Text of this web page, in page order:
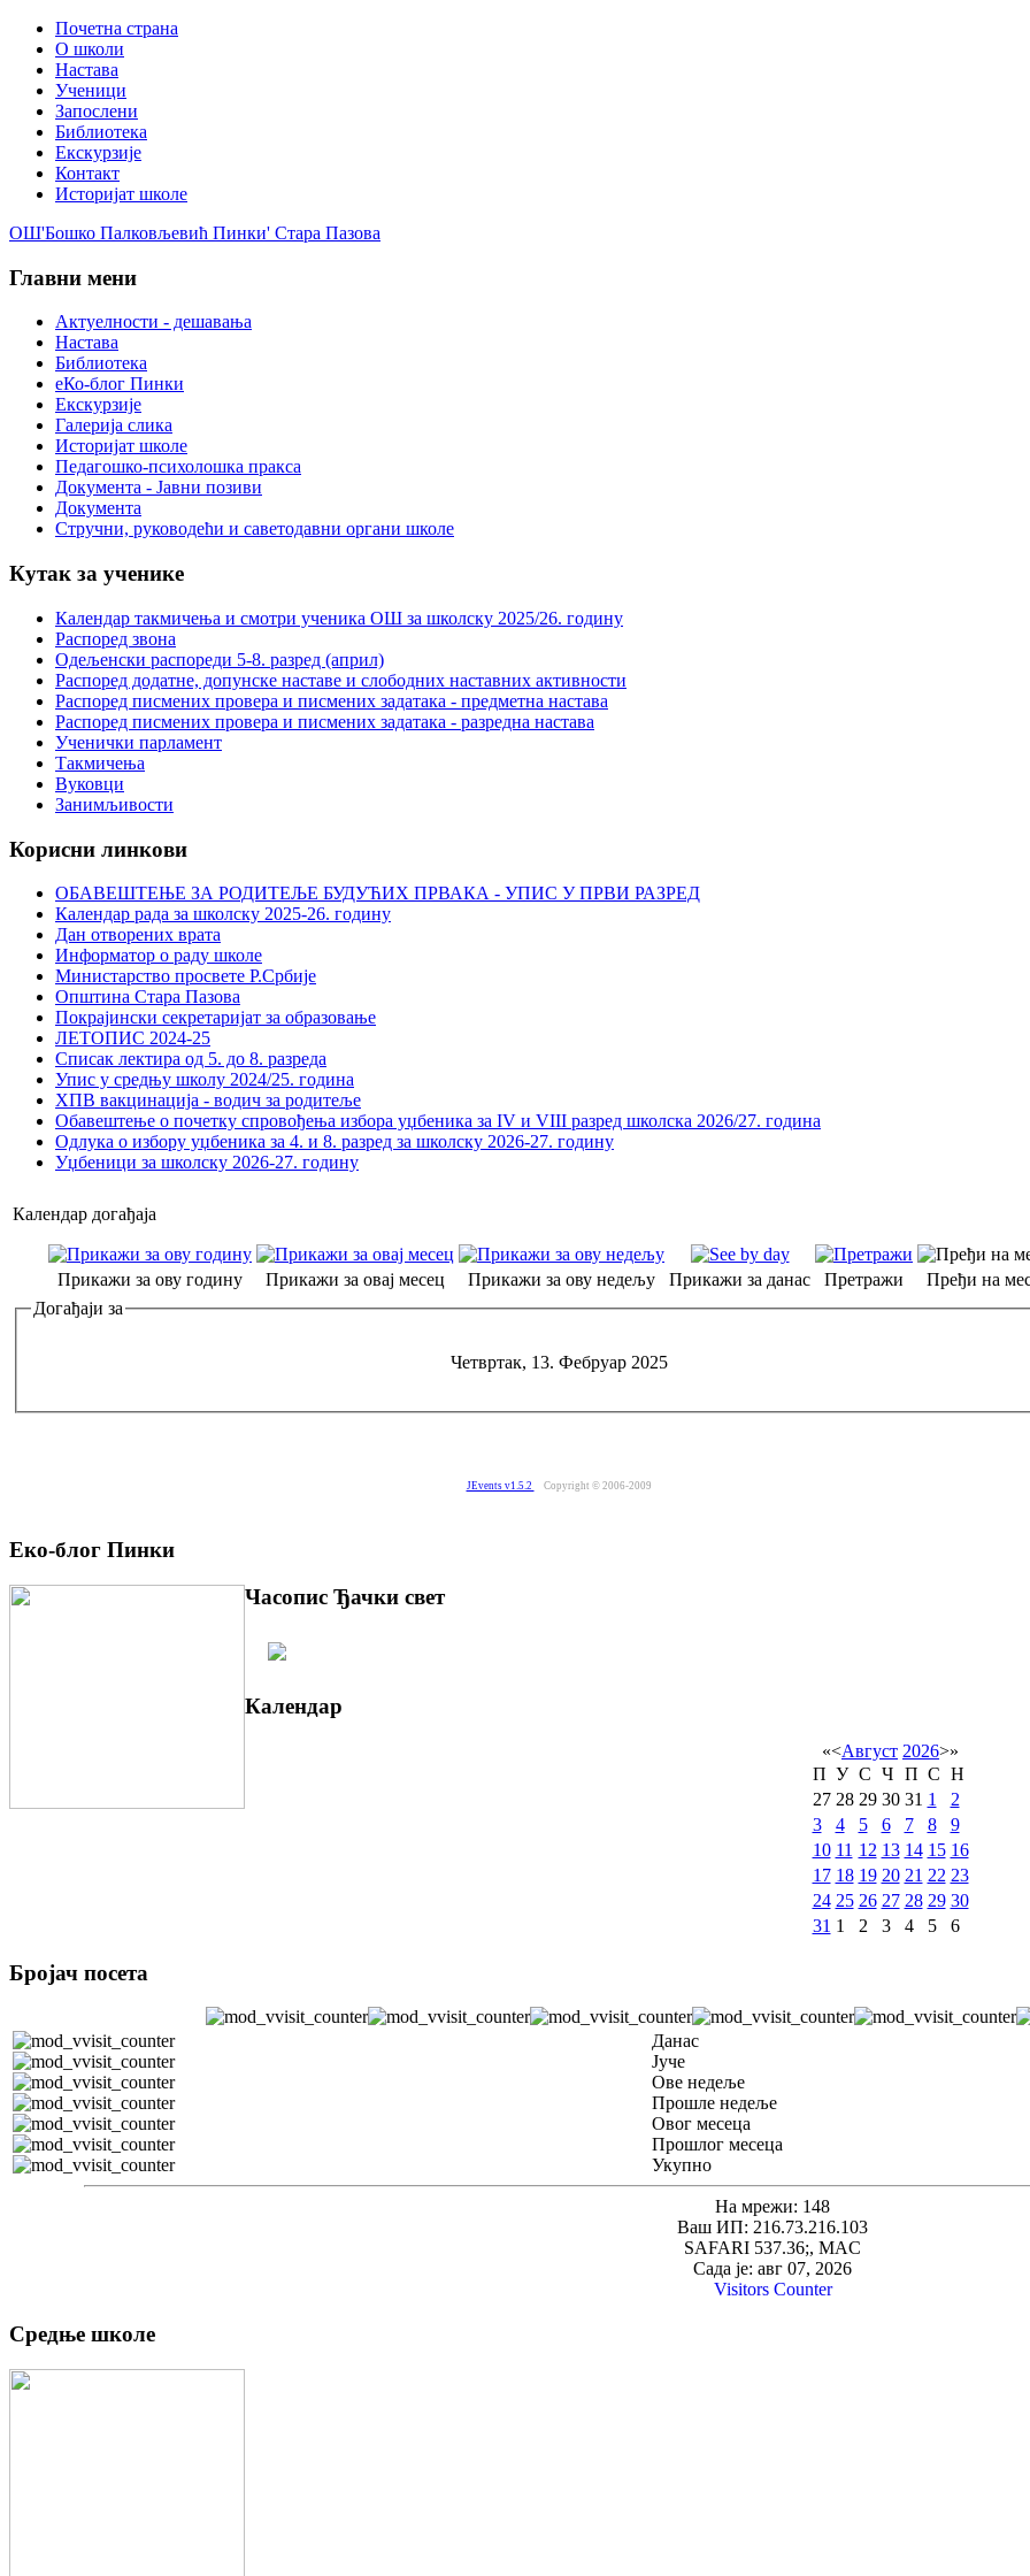
Почетна страна
О школи
Настава
Ученици
Запослени
Библиотека
Екскурзије
Контакт
Историјат школе
ОШ'Бошко Палковљевић Пинки' Стара Пазова
Главни мени
Актуелности - дешавања
Настава
Библиотека
еКо-блог Пинки
Екскурзије
Галерија слика
Историјат школе
Педагошко-психолошка пракса
Документа - Јавни позиви
Документа
Стручни, руководећи и саветодавни органи школе
Кутак за ученике
Календар такмичења и смотри ученика ОШ за школску 2025/26. годину
Распоред звона
Одељенски распореди 5-8. разред (април)
Распоред додатне, допунске наставе и слободних наставних активности
Распоред писмених провера и писмених задатака - предметна настава
Распоред писмених провера и писмених задатака - разредна настава
Ученички парламент
Такмичења
Вуковци
Занимљивости
Корисни линкови
ОБАВЕШТЕЊЕ ЗА РОДИТЕЉЕ БУДУЋИХ ПРВАКА - УПИС У ПРВИ РАЗРЕД
Календар рада за школску 2025-26. годину
Дан отворених врата
Информатор о раду школе
Министарство просвете Р.Србије
Општина Стара Пазова
Покрајински секретаријат за образовање
ЛЕТОПИС 2024-25
Списак лектира од 5. до 8. разреда
Упис у средњу школу 2024/25. година
ХПВ вакцинација - водич за родитеље
Обавештење о почетку спровођења избора уџбеника за IV и VIII разред школска 2026/27. година
Одлука о избору уџбеника за 4. и 8. разред за школску 2026-27. годину
Уџбеници за школску 2026-27. годину
Календар догађаја
Прикажи за ову годину Прикажи за овај месец Прикажи за ову недељу Прикажи за данас Претражи
Пређи на
Догађаји за
Четвртак, 13. Фебруар 2025
JEvents v1.5.2 Copyright © 2006-2009
Еко-блог Пинки
Часопис Ђачки свет
Календар
«<Август 2026>»
П У С Ч П С Н
27 28 29 30 31 1
2
3
4 5 6 7 8
9
10 11 12 13 14 15 16
17 18 19 20 21 22 23
24 25 26 27 28 29 30
31 1 2 3 4 5 6
Бројач посета
Данас
Јуче
Ове недеље
Прошле недеље
Овог месеца
Прошлог месеца
Укупно
На мрежи: 148
Ваш ИП: 216.73.216.103
SAFARI 537.36;, MAC
Сада је: авг 07, 2026
Visitors Counter
Средње школе